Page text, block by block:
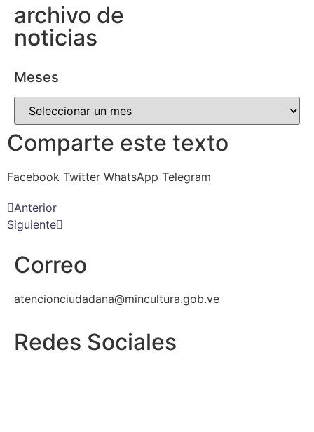
archivo de
noticias
Meses
Comparte este texto
Facebook Twitter WhatsApp Telegram
Anterior
Siguiente
Correo
atencionciudadana@mincultura.gob.ve
Redes Sociales